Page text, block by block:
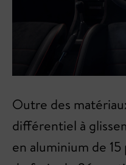
Outre des
différentiel à
en aluminium de